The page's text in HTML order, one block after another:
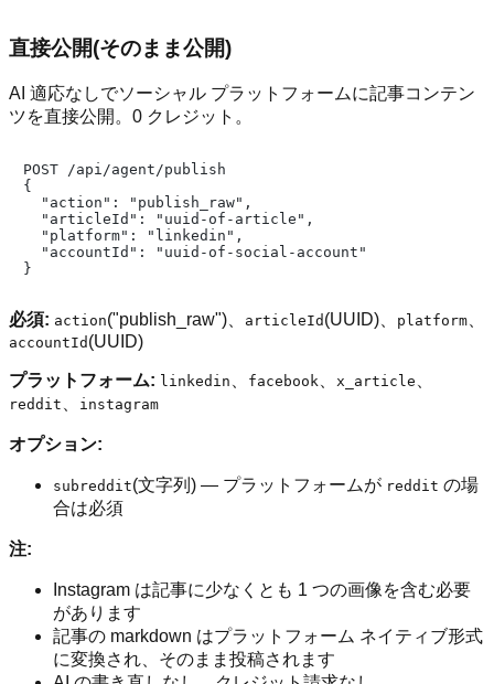
直接公開(そのまま公開)
AI 適応なしでソーシャル プラットフォームに記事コンテン
ツを直接公開。0 クレジット。
POST /api/agent/publish
{
  "action": "publish_raw",
  "articleId": "uuid-of-article",
  "platform": "linkedin",
  "accountId": "uuid-of-social-account"
必須: action("publish_raw")、 articleId (UUID)、 platform
accountId (UUID)
プラットフォーム: linkedin facebook x_article
reddit instagram
オプション:
subreddit(文字列) — プラットフォームが reddit の場
合は必須
注:
Instagram は記事に少なくとも 1 つの画像を含む必要
があります
記事の markdown はプラットフォーム ネイティブ形式
に変換され、そのまま投稿されます